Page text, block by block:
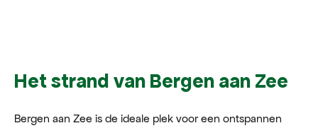
Het strand van Bergen aan Zee
Bergen aan Zee is de ideale plek voor een ontspannen